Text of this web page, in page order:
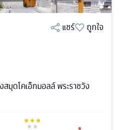
แชร์
ถูกใจ
มุดโคเอ็กมอลล์ พระราชวัง